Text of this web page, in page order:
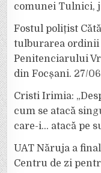
comunei Tulnici,
Fostul polițist
tulburarea ordinii
Penitenciarului
din Focșani. 27/
Cristi Irimia:
cum se atacă
care-i… atacă pe
UAT Năruja a
Centru de zi